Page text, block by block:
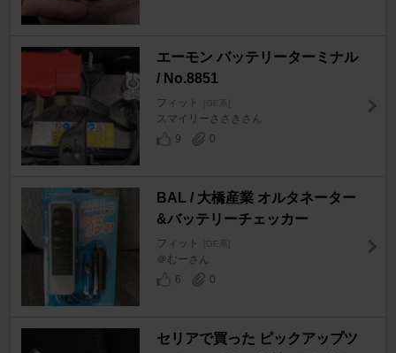
エーモン バッテリーターミナル
/ No.8851
フィット [GE系]
スマイリーささきさん
9
0
BAL / 大橋産業 オルタネーター
&バッテリーチェッカー
フィット [GE系]
＠むーさん
6
0
セリアで買った ピックアップツ